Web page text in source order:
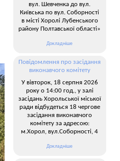
вул. Шевченка до вул.
Київська по вул. Соборності
в місті Хоролі Лубенського
району Полтавської області»
Докладніше
Повідомлення про засідання
виконавчого комітету
У вівторок, 18 серпня 2026
року о 14:00 год., у залі
засідань Хорольської міської
ради відбудеться 18 чергове
засідання виконавчого
комітету за адресою:
м.Хорол, вул.Соборності, 4
Докладніше